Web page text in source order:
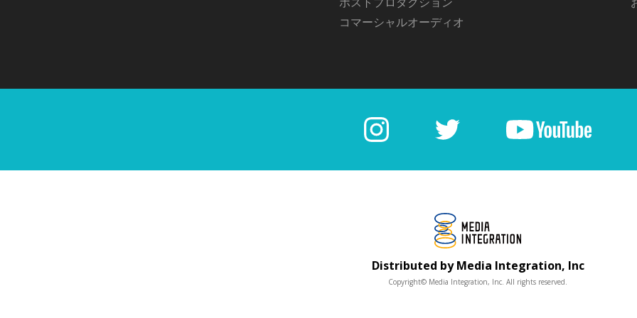
コマーシャルオーディオ
Distributed by Media Integration, Inc
Copyright© Media Integration, Inc. All rights reserved.